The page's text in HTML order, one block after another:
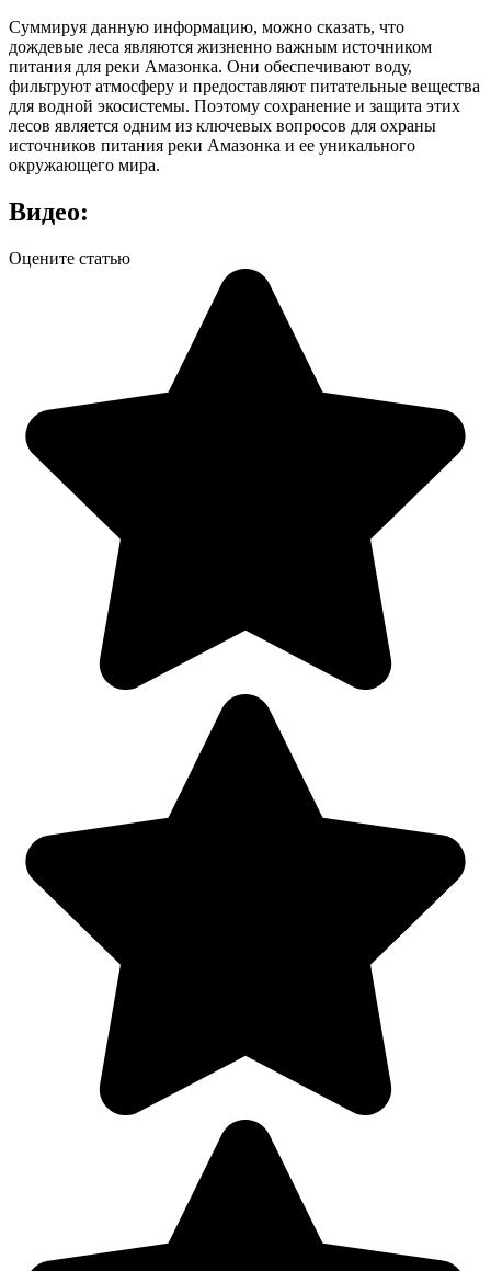
Суммируя данную информацию, можно сказать, что
дождевые леса являются жизненно важным источником
питания для реки Амазонка. Они обеспечивают воду,
фильтруют атмосферу и предоставляют питательные вещества
для водной экосистемы. Поэтому сохранение и защита этих
лесов является одним из ключевых вопросов для охраны
источников питания реки Амазонка и ее уникального
окружающего мира.
Видео:
Оцените статью